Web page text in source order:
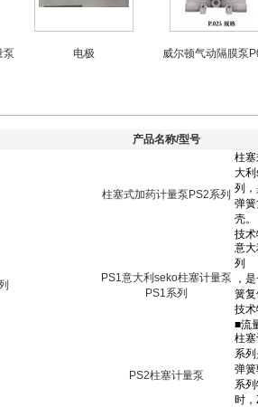
电极 威尔顿气动隔膜泵P025
产品名称/型号
柱塞式加药计量泵PS2系列
PS1意大利seko柱塞计量泵
PS1系列
PS2柱塞计量泵